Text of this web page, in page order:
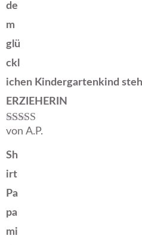
de
m
glü
ckl
ichen Kindergartenkind
ERZIEHERIN
Bewertet mit
von A.P.
Sh
irt
Pa
pa
mi